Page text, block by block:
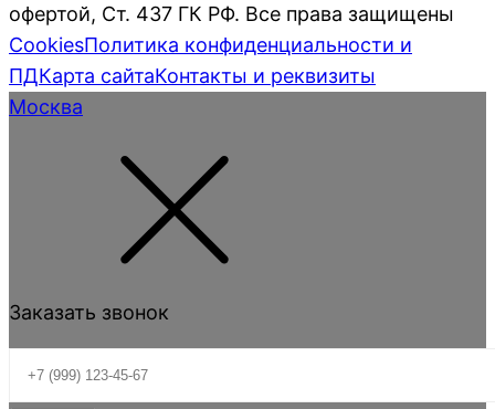
офертой, Ст. 437 ГК РФ. Все права защищены
CookiesПолитика конфиденциальности и
ПДКарта сайтаКонтакты и реквизиты
Москва
Заказать звонок